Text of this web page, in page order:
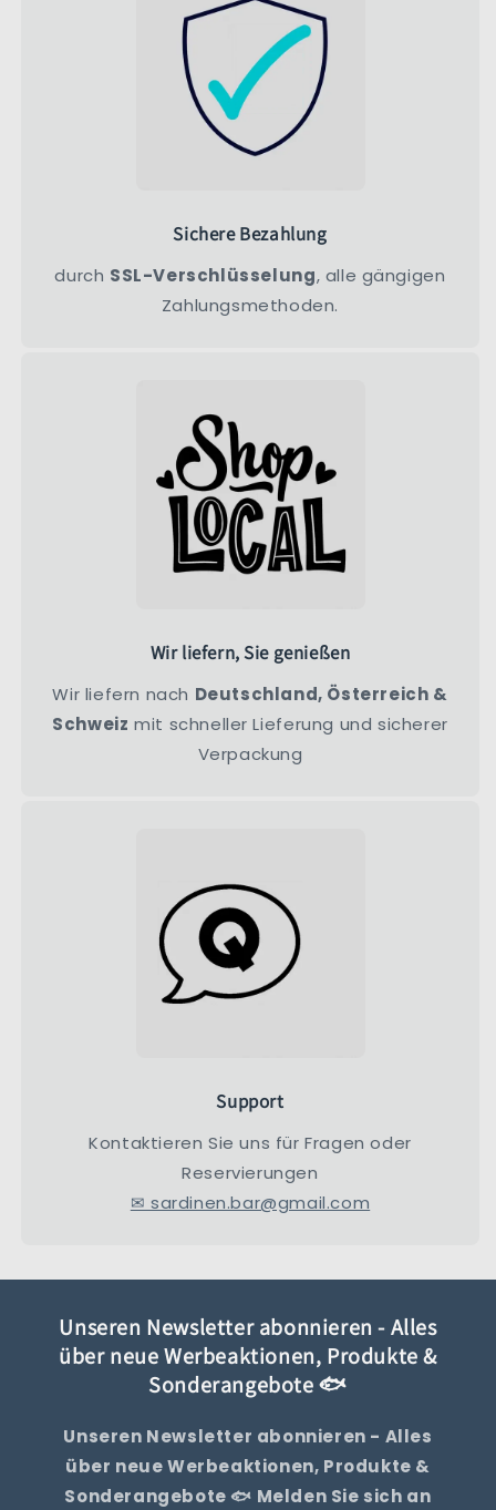
Sichere Bezahlung
durch SSL-Verschlüsselung, alle gängigen
Zahlungsmethoden.
Wir liefern, Sie genießen
Wir liefern nach Deutschland, Österreich &
Schweiz mit schneller Lieferung und sicherer
Verpackung
Support
Kontaktieren Sie uns für Fragen oder
Reservierungen
✉ sardinen.bar@gmail.com
Unseren Newsletter abonnieren - Alles
über neue Werbeaktionen, Produkte &
Sonderangebote 🐟
Unseren Newsletter abonnieren - Alles
über neue Werbeaktionen, Produkte &
Sonderangebote 🐟 Melden Sie sich an